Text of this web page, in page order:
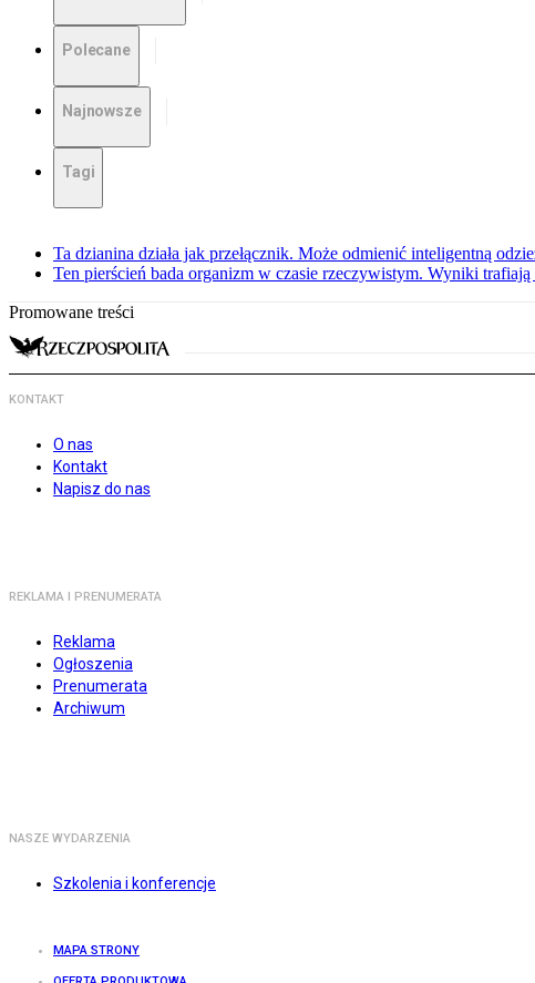
Polecane
Najnowsze
Tagi
Ta dzianina działa jak przełącznik. Może odmienić inteligentną
Ten pierścień bada organizm w czasie rzeczywistym. Wyniki trafiają
Promowane treści
KONTAKT
O nas
Kontakt
Napisz do nas
REKLAMA I PRENUMERATA
Reklama
Ogłoszenia
Prenumerata
Archiwum
NASZE WYDARZENIA
Szkolenia i konferencje
MAPA STRONY